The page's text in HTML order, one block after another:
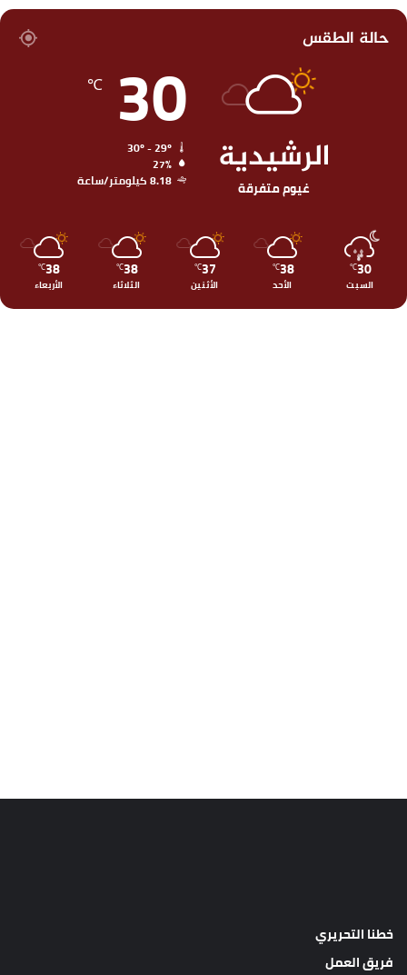
حالة الطقس
الرشيدية
غيوم متفرقة
30
℃
27%
8.18 كيلومتر/ساعة
30
℃
السبت
38
℃
الأحد
37
℃
الأثنين
38
℃
الثلاثاء
38
℃
الأربعاء
خطنا التحريري
فريق العمل